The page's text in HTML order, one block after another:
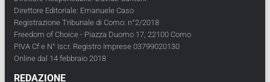
Direttore Editoriale: Emanuele Caso
Registrazione Tribunale di Como: n°2/2018
Freedom of Choice - Piazza Duomo 17, 22100 Como
PIVA Cf e N° Iscr. Registro Imprese 03799020130
Online dal 14 febbraio 2018
REDAZIONE